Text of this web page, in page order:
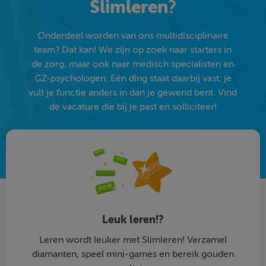
Slimleren?
Onderdeel worden van ons multidisciplinaire
team? Dat kan! We zijn op zoek naar starters in
de zorg, maar ook naar medisch specialisten en
GZ-psychologen. Eén ding staat daarbij vast: je
vult je functie anders in dan je gewend bent. Vind
de vacature die bij je past en solliciteer!
Leuk leren!?
Leren wordt leuker met Slimleren! Verzamel
diamanten, speel mini-games en bereik gouden